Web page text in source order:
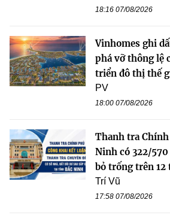
18:16 07/08/2026
Vinhomes ghi
phá vỡ thông lệ
triển đô thị thế
PV
18:00 07/08/2026
Thanh tra
Ninh có 322/
bỏ trống trên 12
Trí Vũ
17:58 07/08/2026